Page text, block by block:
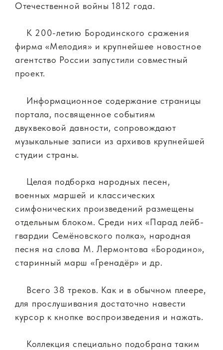
Отечественной войны 1812 года.
К 200-летию Бородинского сражения
фирма «Мелодия» и крупнейшее новостное
агентство России запустили совместный
проект.
Информационное содержание страницы
портала, посвященное событиям
двухвековой давности, сопровождают
музыкальные записи из архивов крупнейшей
студии страны.
Целая подборка народных песен,
военных маршей и классических
симфонических произведений размещены
отдельным блоком. Среди них «Парад лейб-
гвардии Семёновского полка», народная
песня на слова М. Лермонтова «Бородино»,
старинный марш «Гренадёр» и др.
Всего 38 треков. Как и в обычном плеере,
для прослушивания достаточно навести
курсор к кнопке воспроизведения и нажать.
Коллекция специально подобрана таким